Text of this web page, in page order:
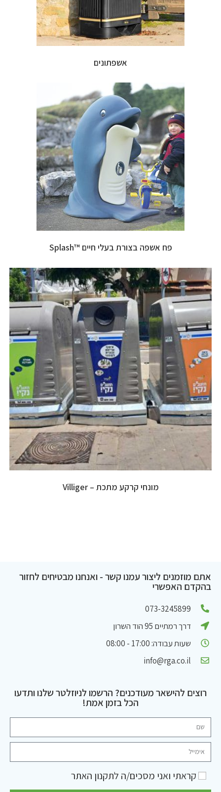
אשפתונים
פח אשפה בצורת בעלי חיים ™Splash
מונחי קרקע מתכת – Villiger
אתם מוזמנים ליצור עמנו קשר - ואנחנו מבטיחים לחזור
בהקדם האפשרי
073-3245899
דרך רמתיים 95 הוד השרון
שעות עבודה: 17:00 - 08:00
info@rga.co.il
רוצים להישאר מעודכנים? הרשמו לניוזלטר שלנו ותדעו
הכל בזמן אמת!
קראתי ואני מסכים/ה לתקנון האתר